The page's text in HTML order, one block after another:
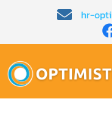
content
hr-